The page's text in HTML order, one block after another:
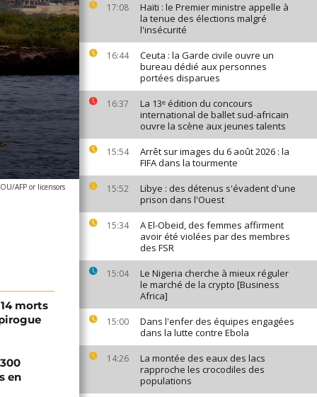
17:08
Haïti : le Premier ministre appelle à
la tenue des élections malgré
l'insécurité
16:44
Ceuta : la Garde civile ouvre un
bureau dédié aux personnes
portées disparues
16:37
La 13ᵉ édition du concours
international de ballet sud-africain
ouvre la scène aux jeunes talents
15:54
Arrêt sur images du 6 août 2026 : la
FIFA dans la tourmente
15:52
Libye : des détenus s'évadent d'une
prison dans l'Ouest
15:34
A El-Obeid, des femmes affirment
avoir été violées par des membres
des FSR
15:04
Le Nigeria cherche à mieux réguler
le marché de la crypto [Business
Africa]
15:00
Dans l'enfer des équipes engagées
dans la lutte contre Ebola
14:26
La montée des eaux des lacs
rapproche les crocodiles des
populations
AFP or licensors
morts
en